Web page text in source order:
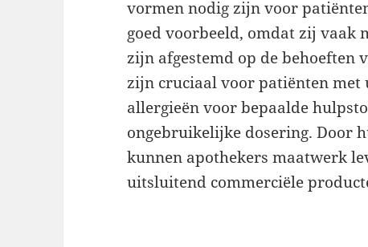
vormen nodig zijn voor
goed voorbeeld, omdat zij vaak
zijn afgestemd op de behoeften
zijn cruciaal voor patiënten met
allergieën voor bepaalde
ongebruikelijke dosering. Door
kunnen apothekers maatwerk
uitsluitend commerciële